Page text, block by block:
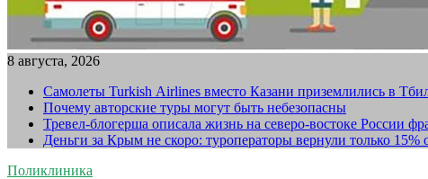
8 августа, 2026
Самолеты Turkish Airlines вместо Казани приземлились в
Почему авторские туры могут быть небезопасны
Тревел-блогерша описала жизнь на северо-востоке России
Деньги за Крым не скоро: туроператоры вернули только
Поликлиника